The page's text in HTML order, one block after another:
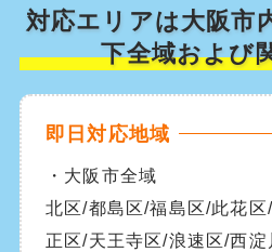
対応エリアは大阪市
下全域および
即日対応地域
・大阪市全域
北区/都島区/福島区/此花
正区/天王寺区/浪速区/西淀